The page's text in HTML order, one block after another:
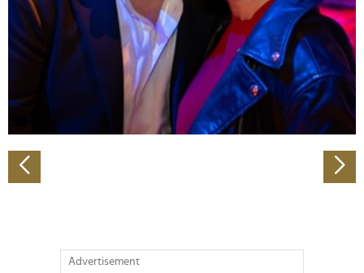
Abschnitt Einzelheiten
fest.
Wir verwenden Cookies, um Inhalte und Anzeigen zu
personalisieren, Funktionen für soziale Medien anbieten
zu können und die Zugriffe auf unsere Website zu
analysieren. Außerdem geben wir Informationen zu Ihrer
Verwendung unserer Website an unsere Partner für
Partner führen diese Informationen möglicherweise mit
weiteren Daten zusammen, die Sie ihnen bereitgestellt
Advertisement